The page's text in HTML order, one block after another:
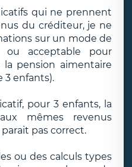
qui ne prennent
du créditeur, je ne
sur un mode de
ou acceptable pour
pension aimentaire
3 enfants).
pour 3 enfants, la
mêmes revenus
pas correct.
ou des calculs types